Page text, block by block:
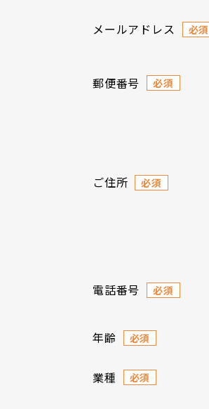
メールアドレス
必須
郵便番号 必須
ご住所 必須
電話番号 必須
年齢 必須
業種 必須